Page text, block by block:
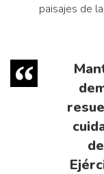
paisajes de